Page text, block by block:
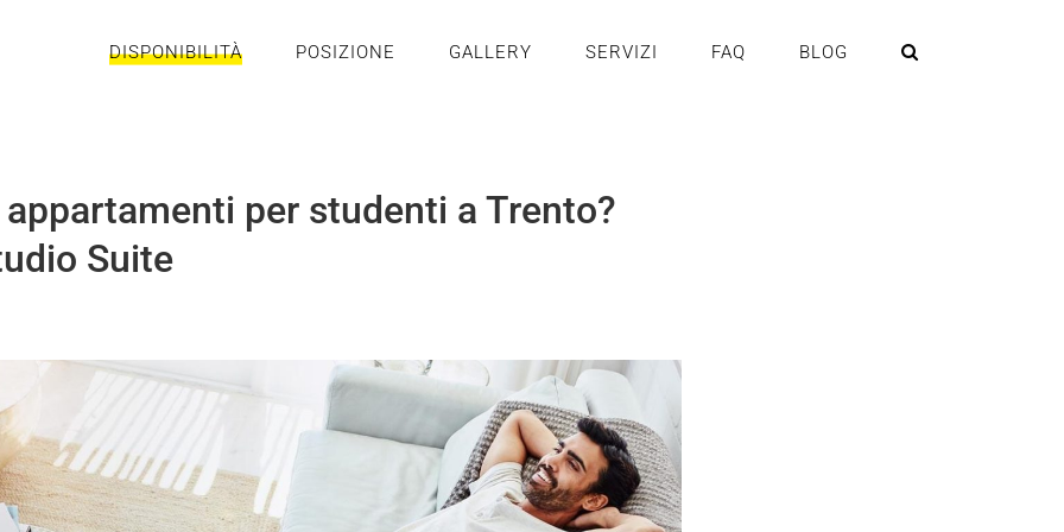
DISPONIBILITÀ POSIZIONE GALLERY SERVIZI FAQ BLOG
per studenti a Trento?
Suite